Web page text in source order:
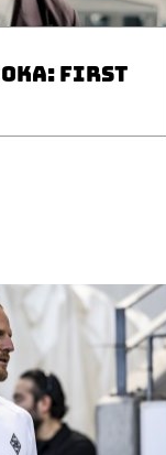
FIRST